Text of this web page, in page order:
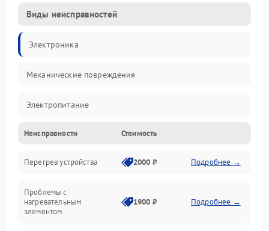
Виды неисправностей
Электроника
Механические повреждения
Электропитание
Парообразование
Герметичность
Механика
Неисправности Стоимость
Перегрев устройства 2000 ₽ Подробнее →
Проблемы с
нагревательным
элементом
1900 ₽ Подробнее →